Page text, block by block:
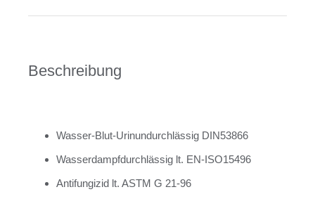
Beschreibung
Wasser-Blut-Urinundurchlässig DIN53866
Wasserdampfdurchlässig lt. EN-ISO15496
Antifungizid lt. ASTM G 21-96